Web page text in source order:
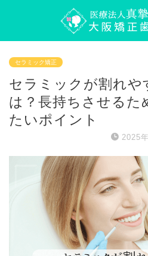
セラミック矯正
セラミックが割れや
は？長持ちさせるた
たいポイント
2025